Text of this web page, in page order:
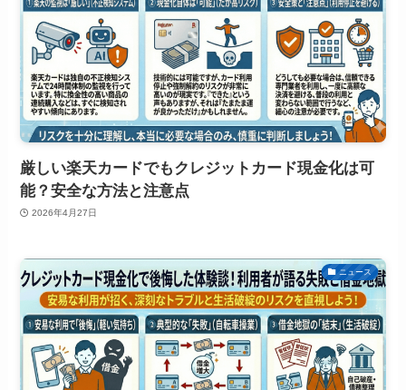
厳しい楽天カードでもクレジットカード現金化は可
能？安全な方法と注意点
2026年4月27日
ニュース